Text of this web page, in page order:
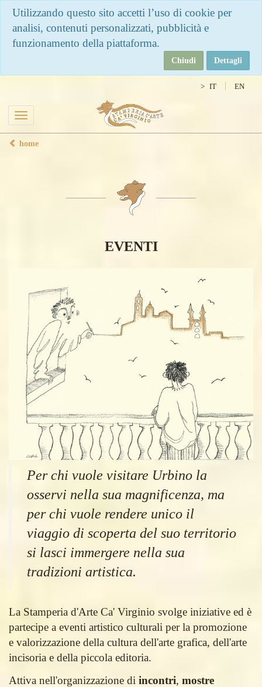
Utilizzando questo sito accetti l’uso di cookie per
analisi, contenuti personalizzati, pubblicità e
funzionamento della piattaforma.
Chiudi Dettagli
IT EN
Toggle
navigation
home
EVENTI
Per chi vuole visitare Urbino la
osservi nella sua magnificenza, ma
per chi vuole rendere unico il
viaggio di scoperta del suo territorio
si lasci immergere nella sua
tradizioni artistica.
La Stamperia d'Arte Ca' Virginio svolge iniziative ed è
partecipe a eventi artistico culturali per la promozione
e valorizzazione della cultura dell'arte grafica, dell'arte
incisoria e della piccola editoria.
Attiva nell'organizzazione di incontri, mostre